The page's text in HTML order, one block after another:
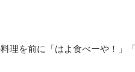
理を前に「はよ食べーや！」